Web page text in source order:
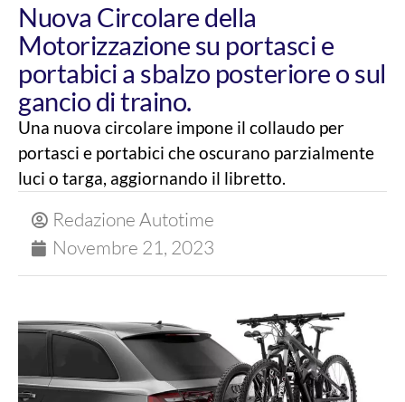
Nuova Circolare della
Motorizzazione su portasci e
portabici a sbalzo posteriore o sul
gancio di traino.
Una nuova circolare impone il collaudo per
portasci e portabici che oscurano parzialmente
luci o targa, aggiornando il libretto.
Redazione Autotime
Novembre 21, 2023